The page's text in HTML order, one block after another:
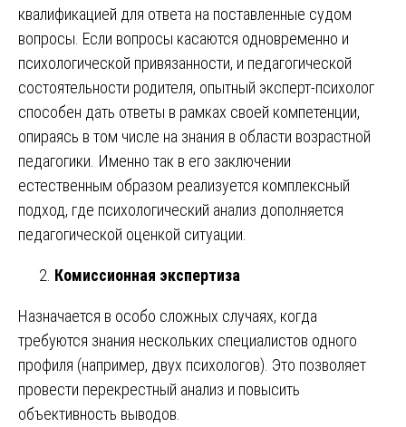
квалификацией для ответа на поставленные судом
вопросы. Если вопросы касаются одновременно и
психологической привязанности, и педагогической
состоятельности родителя, опытный эксперт-психолог
способен дать ответы в рамках своей компетенции,
опираясь в том числе на знания в области возрастной
педагогики. Именно так в его заключении
естественным образом реализуется комплексный
подход, где психологический анализ дополняется
педагогической оценкой ситуации.
Комиссионная экспертиза
Назначается в особо сложных случаях, когда
требуются знания нескольких специалистов одного
профиля (например, двух психологов). Это позволяет
провести перекрестный анализ и повысить
объективность выводов.